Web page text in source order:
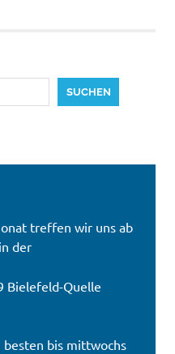
SUCHEN
treffen wir uns ab
der
Bielefeld-Quelle
besten bis mittwochs